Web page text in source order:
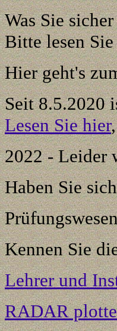
Was Sie
Bitte lesen
Hier geht's
Seit 8.5.2020
Lesen Sie hier
2022 - Leider
Haben Sie
Kennen Sie
Lehrer und
RADAR